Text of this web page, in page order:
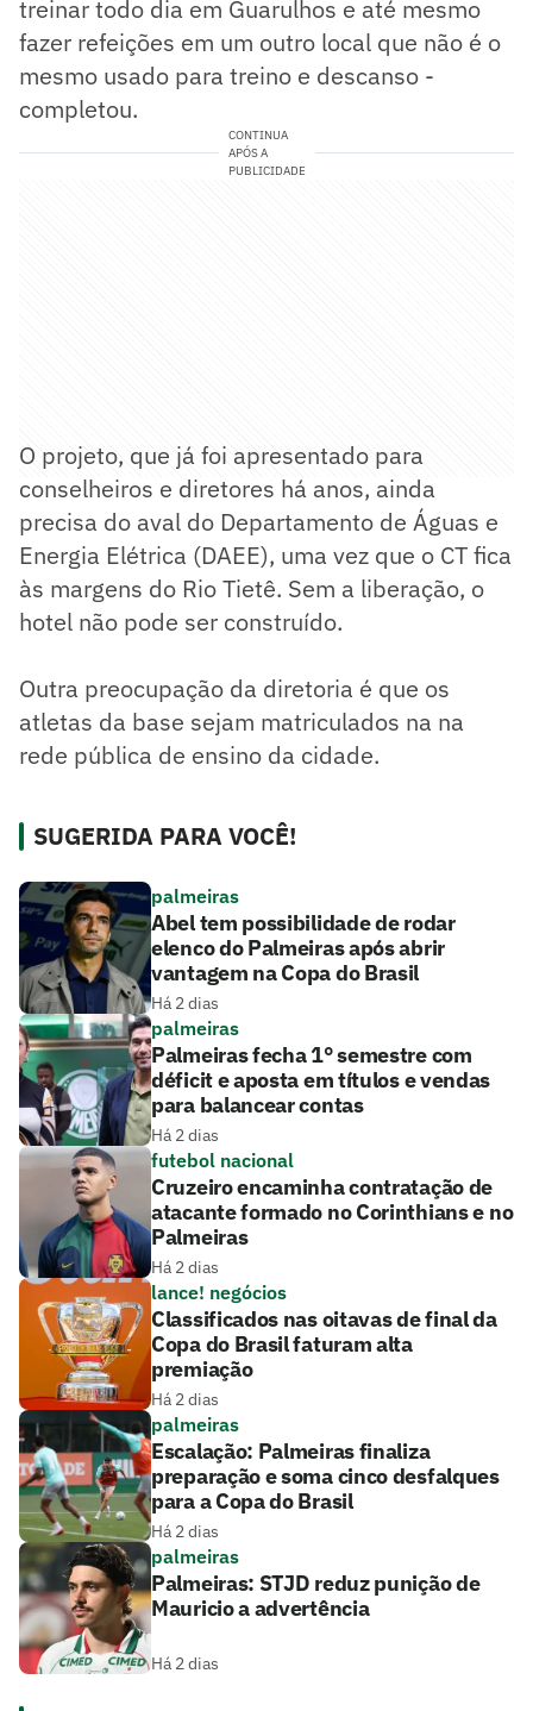
treinar todo dia em Guarulhos e até mesmo
fazer refeições em um outro local que não é o
mesmo usado para treino e descanso -
completou.
CONTINUA
APÓS A
PUBLICIDADE
O projeto, que já foi apresentado para
conselheiros e diretores há anos, ainda
precisa do aval do Departamento de Águas e
Energia Elétrica (DAEE), uma vez que o CT fica
às margens do Rio Tietê. Sem a liberação, o
hotel não pode ser construído.
Outra preocupação da diretoria é que os
atletas da base sejam matriculados na na
rede pública de ensino da cidade.
SUGERIDA PARA VOCÊ!
palmeiras
Abel tem possibilidade de rodar
elenco do Palmeiras após abrir
vantagem na Copa do Brasil
Há 2 dias
palmeiras
Palmeiras fecha 1° semestre com
déficit e aposta em títulos e vendas
para balancear contas
Há 2 dias
futebol nacional
Cruzeiro encaminha contratação de
atacante formado no Corinthians e no
Palmeiras
Há 2 dias
lance! negócios
Classificados nas oitavas de final da
Copa do Brasil faturam alta
premiação
Há 2 dias
palmeiras
Escalação: Palmeiras finaliza
preparação e soma cinco desfalques
para a Copa do Brasil
Há 2 dias
palmeiras
Palmeiras: STJD reduz punição de
Mauricio a advertência
Há 2 dias